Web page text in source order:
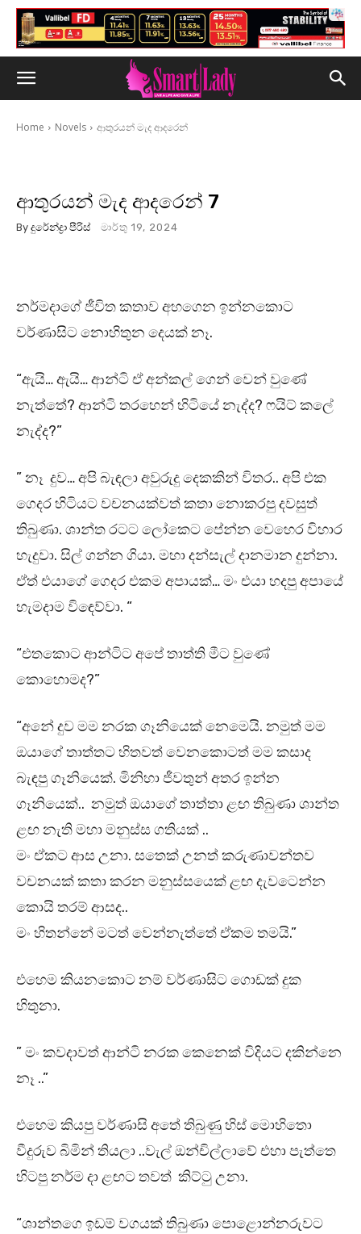
Home Novels ආතුරයන් මැද ආදරෙන්
ආතුරයන් මැද ආදරෙන් 7
By දුරේන්ද්‍රා පීරිස් මාර්තු 19, 2024
නර්මදාගේ ජීවිත කතාව අහගෙන ඉන්නකොට
වර්ණාසිට නොහිතුන දෙයක් නෑ.
“ඇයි… ඇයි… ආන්ටි ඒ අන්කල් ගෙන් වෙන් වුණේ
නැත්තේ? ආන්ටි තරහෙන් හිටියේ නැද්ද? ෆයිට් කලේ
නැද්ද?”
” නෑ දුව… අපි බැඳලා අවුරුදු දෙකකින් විතර.. අපි එක
ගෙදර හිටියට වචනයක්වත් කතා නොකරපු දවසුත්
තිබුණා. ශාන්ත රටට ලෝකෙට පේන්න වෙහෙර විහාර
හැදුවා. සිල් ගන්න ගියා. මහා දන්සැල් දානමාන දුන්නා.
ඒත් එයාගේ ගෙදර එකම අපායක්… මං එයා හදපු අපායේ
හැමදාම විඳෙව්වා. “
“එතකොට ආන්ටිට අපේ තාත්ති මීට වුණේ
කොහොමද?”
“අනේ දුව මම නරක ගෑනියෙක් නෙමෙයි. නමුත් මම
ඔයාගේ තාත්තට හිතවත් වෙනකොටත් මම කසාද
බැඳපු ගෑනියෙක්. මිනිහා ජීවතුන් අතර ඉන්න
ගෑනියෙක්.. නමුත් ඔයාගේ තාත්තා ළඟ තිබුණා ශාන්ත
ළඟ නැති මහා මනුස්ස ගතියක් ..
මං ඒකට ආස උනා. සතෙක් උනත් කරුණාවන්තව
වචනයක් කතා කරන මනුස්සයෙක් ළඟ දැවටෙන්න
කොයි තරම් ආසද..
මං හිතන්නේ මටත් වෙන්නැත්තේ ඒකම තමයි.”
එහෙම කියනකොට නම් වර්ණාසිට ගොඩක් දුක
හිතුනා.
” මං කවදාවත් ආන්ටි නරක කෙනෙක් විදියට දකින්නෙ
නෑ ..”
එහෙම කියපු වර්ණාසි අතේ තිබුණු හිස් මොහිතො
වීදුරුව බිමින් තියලා ..වැල් ඔන්චිල්ලාවේ එහා පැත්තෙ
හිටපු නර්ම දා ළඟට තවත් කිට්ටු උනා.
“ශාන්තගෙ ඉඩම් වගයක් තිබුණා පොළොන්නරුවට